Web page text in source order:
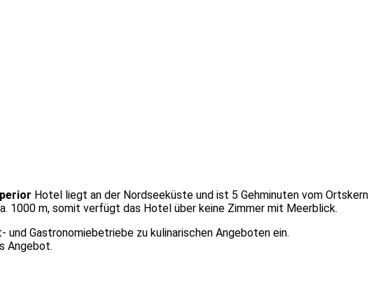
Hotel liegt an der Nordseeküste und ist 5 Gehminuten vom Ortskern
1000 m, somit verfügt das Hotel über keine Zimmer mit Meerblick.
und Gastronomiebetriebe zu kulinarischen Angeboten ein.
Angebot.